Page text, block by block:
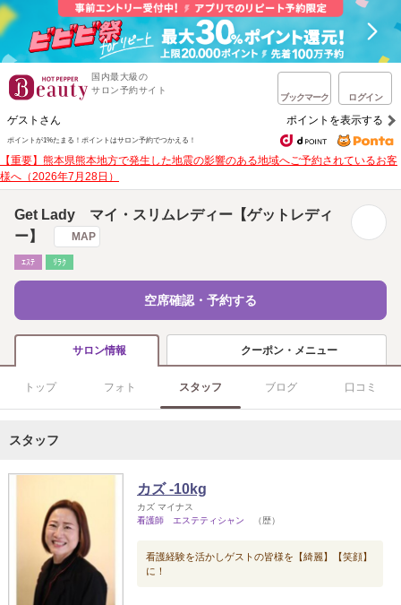
国内最大級の
サロン予約サイト
ブックマーク ログイン
ゲストさん ポイントを表示する
ポイントが1%たまる！ ポイントはサロン予約でつかえる！
【重要】熊本県熊本地方で発生した地震の影響のある地域へご予約されているお客
様へ（2026年7月28日）
Get Lady マイ・スリムレディー【ゲットレディ
ー】
MAP
ｴｽﾃ ﾘﾗｸ
空席確認・予約する
サロン情報 クーポン・メニュー
トップ フォト スタッフ ブログ 口コミ
スタッフ
カズ -10kg
カズ マイナス
看護師 エステティシャン
（歴）
看護経験を活かしゲストの皆様を【綺麗】【笑顔】
に！